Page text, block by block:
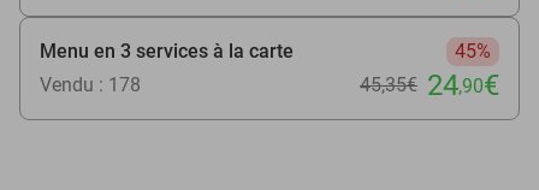
Menu en 3 services à la carte
45%
Vendu : 178
45,35€ 24,90€